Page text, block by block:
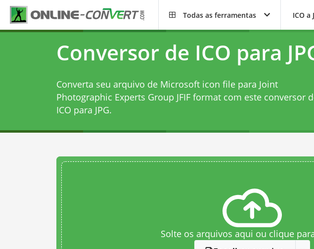
Todas as ferramentas ICO a
Conversor de ICO para
Converta seu arquivo de Microsoft icon file para Joint
Photographic Experts Group JFIF format com este conversor
ICO para JPG.
Solte os arquivos aqui ou clique